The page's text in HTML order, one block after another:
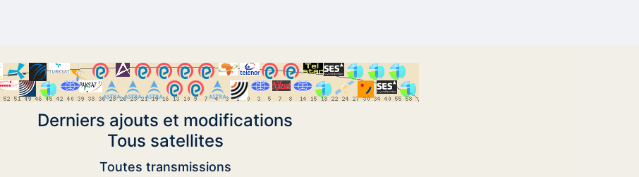
Derniers ajouts et modifications
Tous satellites
Toutes transmissions